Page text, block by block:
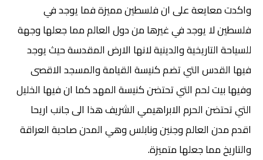
واكدت معايعة على ان فلسطين مميزة فما يوجد في
فلسطين لا يوجد في غيرها من دول العالم مما جعلها وجهة
للسياحة التاريخية والدينية لانها الارض المقدسة حيث يوجد
فيها القدس التي تضم كنيسة القيامة والمسجد الاقصى
وفيها بيت لحم التي تحتضن كنيسة المهد كما ان فيها الخليل
التي تحتضن الحرم الابراهيمي الشريف هذا الى جانب اريحا
اقدم مدن العالم وجنين ونابلس وهي المدن صاحبة العراقة
والتاريخ مما جعلها متميزة.